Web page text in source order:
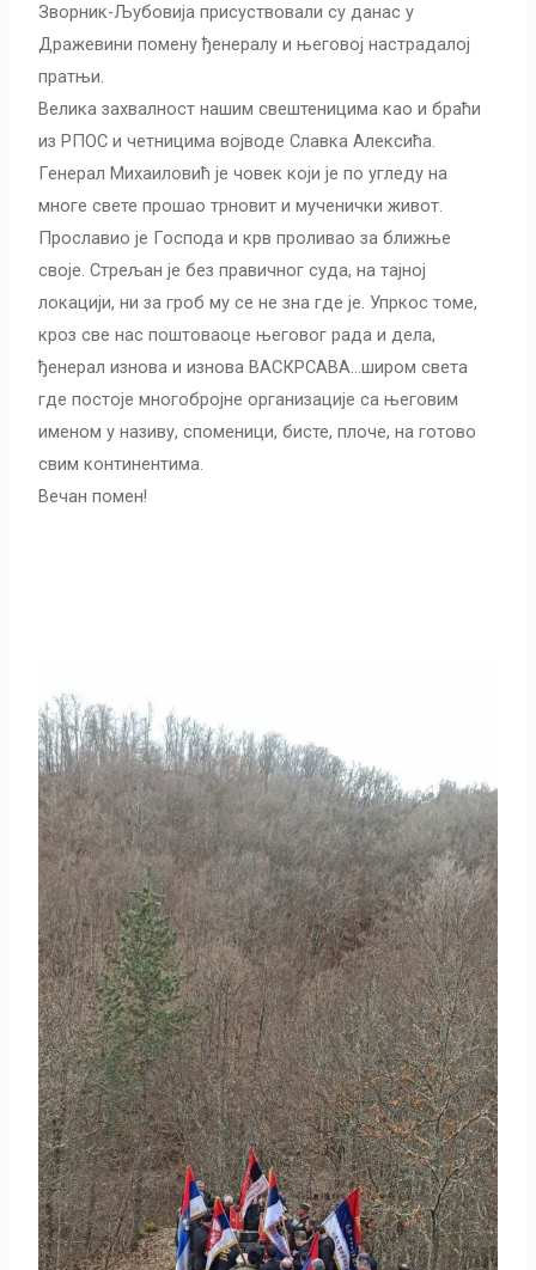
Зворник-Љубовија присуствовали су данас у
Дражевини помену ђенералу и његовој настрадалој
пратњи.
Велика захвалност нашим свештеницима као и браћи
из РПОС и четницима војводе Славка Алексића.
Генерал Михаиловић је човек који је по угледу на
многе свете прошао трновит и мученички живот.
Прославио је Господа и крв проливао за ближње
своје. Стрељан је без правичног суда, на тајној
локацији, ни за гроб му се не зна где је. Упркос томе,
кроз све нас поштоваоце његовог рада и дела,
ђенерал изновa и изнова ВАСКРСАВА…широм света
где постоје многобројне организације са његовим
именом у називу, споменици, бисте, плоче, на готово
свим континентима.
Вечан помен!